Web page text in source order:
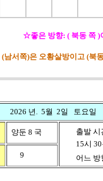
☆좋은 방향: ( 북동 쪽 )
(남서쪽)은 오황살방이고 (북
5월 2일 토요일
양둔 8 국
출발 시
15시 30
어느 방
9